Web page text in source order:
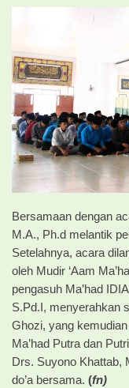
Bersamaan dengan
M.A., Ph.d melantik
Setelahnya, acara
oleh Mudir ‘Aam
pengasuh Ma’had
S.Pd.I, menyerahkan
Ghozi, yang
Ma’had Putra dan
Drs. Suyono Khattab,
do’a bersama. (fn)